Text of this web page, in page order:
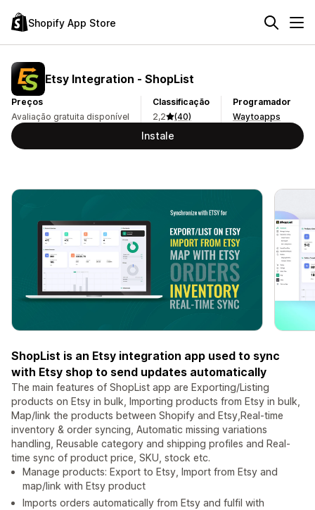
Shopify App Store
Etsy Integration ‑ ShopList
Preços
Avaliação gratuita disponível
Classificação
2,2
(40)
Programador
Waytoapps
Instale
ShopList is an Etsy integration app used to sync
with Etsy shop to send updates automatically
The main features of ShopList app are Exporting/Listing
products on Etsy in bulk, Importing products from Etsy in bulk,
Map/link the products between Shopify and Etsy,Real-time
inventory & order syncing, Automatic missing variations
handling, Reusable category and shipping profiles and Real-
time sync of product price, SKU, stock etc.
Manage products: Export to Etsy, Import from Etsy and
map/link with Etsy product
Imports orders automatically from Etsy and fulfil with